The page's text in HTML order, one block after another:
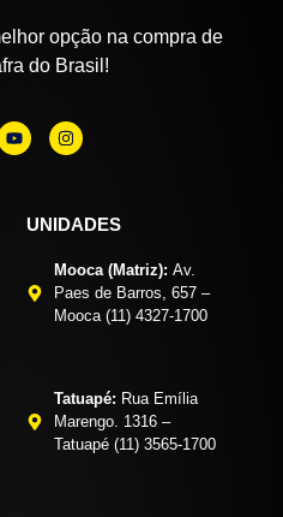
opção na compra de
do Brasil!
UNIDADES
Mooca (Matriz): Av.
Paes de Barros, 657 –
Mooca (11) 4327-1700
Tatuapé: Rua Emília
Marengo. 1316 –
Tatuapé (11) 3565-1700